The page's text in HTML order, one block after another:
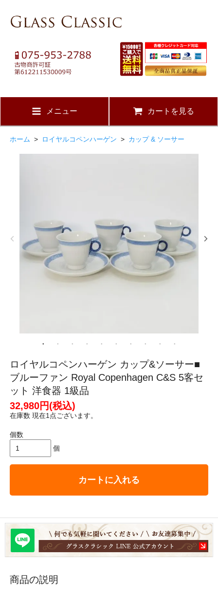
メニュー カートを見る
ホーム > ロイヤルコペンハーゲン > カップ & ソーサー
ロイヤルコペンハーゲン カップ&ソーサー■
ブルーファン Royal Copenhagen C&S 5客セ
ット 洋食器 1級品
32,980円(税込)
在庫数 現在1点ございます。
個数
個
カートに入れる
商品の説明